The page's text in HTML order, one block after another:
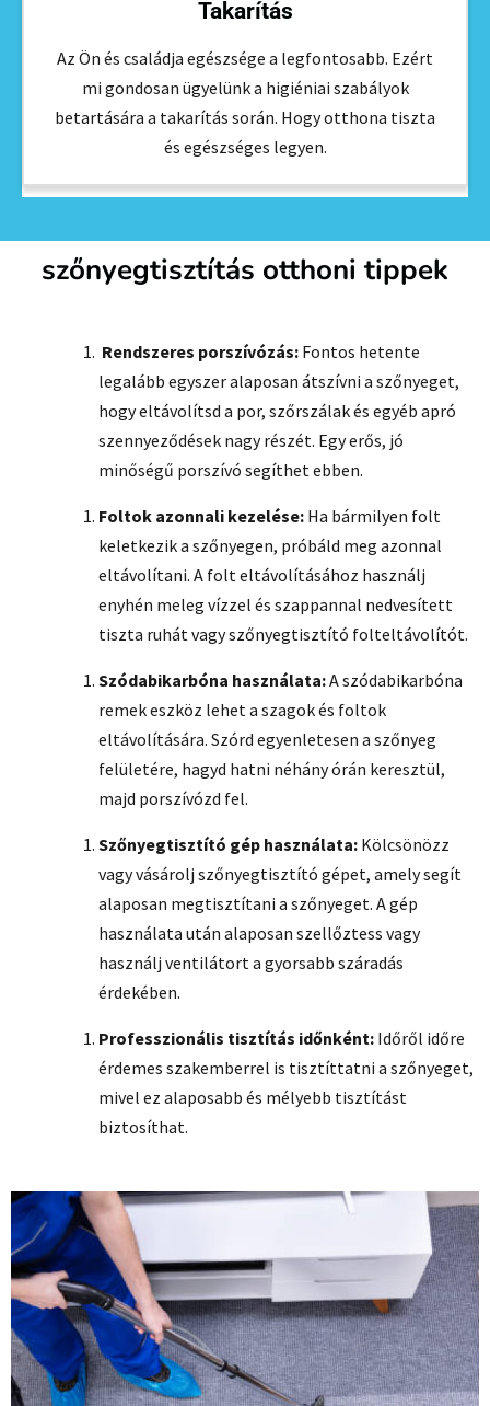
Takarítás
Az Ön és családja egészsége a legfontosabb. Ezért
mi gondosan ügyelünk a higiéniai szabályok
betartására a takarítás során. Hogy otthona tiszta
és egészséges legyen.
szőnyegtisztítás otthoni tippek
Rendszeres porszívózás: Fontos hetente
legalább egyszer alaposan átszívni a szőnyeget,
hogy eltávolítsd a por, szőrszálak és egyéb apró
szennyeződések nagy részét. Egy erős, jó
minőségű porszívó segíthet ebben.
Foltok azonnali kezelése: Ha bármilyen folt
keletkezik a szőnyegen, próbáld meg azonnal
eltávolítani. A folt eltávolításához használj
enyhén meleg vízzel és szappannal nedvesített
tiszta ruhát vagy szőnyegtisztító folteltávolítót.
Szódabikarbóna használata:A szódabikarbóna
remek eszköz lehet a szagok és foltok
eltávolítására. Szórd egyenletesen a szőnyeg
felületére, hagyd hatni néhány órán keresztül,
majd porszívózd fel.
Szőnyegtisztító gép használata: Kölcsönözz
vagy vásárolj szőnyegtisztító gépet, amely segít
alaposan megtisztítani a szőnyeget. A gép
használata után alaposan szellőztess vagy
használj ventilátort a gyorsabb száradás
érdekében.
Professzionális tisztítás időnként: Időről időre
érdemes szakemberrel is tisztíttatni a szőnyeget,
mivel ez alaposabb és mélyebb tisztítást
biztosíthat.